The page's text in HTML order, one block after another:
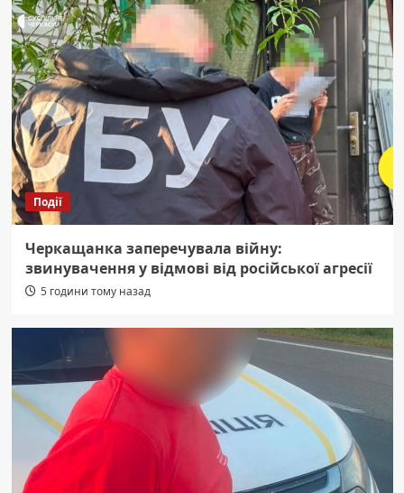
Події
Черкащанка заперечувала війну:
звинувачення у відмові від російської агресії
5 години тому назад